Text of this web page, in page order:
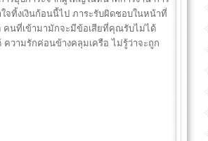
จทิ้งเงินก้อนนี้ไป ภาระรับผิดชอบในหน้าที่
คนที่เข้ามามักจะมีข้อเสียที่คุณรับไม่ได้
ความรักค่อนข้างคลุมเครือ ไม่รู้ว่าจะถูก